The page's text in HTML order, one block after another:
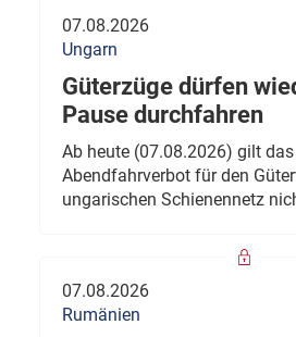
07.08.2026
Ungarn
Güterzüge dürfen
Pause durchfahren
Ab heute (07.08.2026) gilt das
Abendfahrverbot für den
ungarischen Schienennetz
07.08.2026
Rumänien